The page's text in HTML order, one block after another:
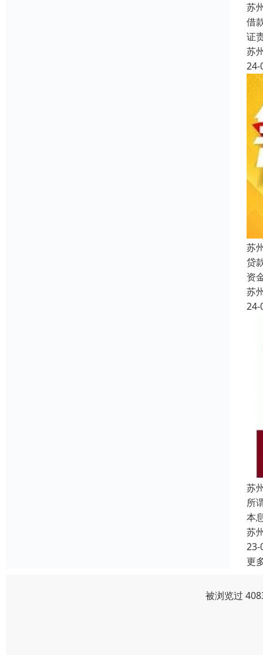
苏
借
证
苏
24-
苏
贷
资
苏
24-
苏
所
本
苏
23-
更
被浏览过